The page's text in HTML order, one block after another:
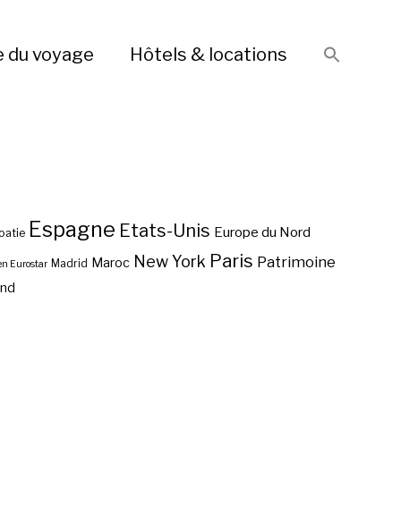
du voyage Hôtels & locations
Espagne Etats-Unis Europe du Nord
Eurostar Madrid Maroc New York Paris Patrimoine